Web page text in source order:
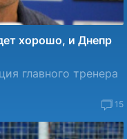
хорошо, и Днепр
главного тренера
15